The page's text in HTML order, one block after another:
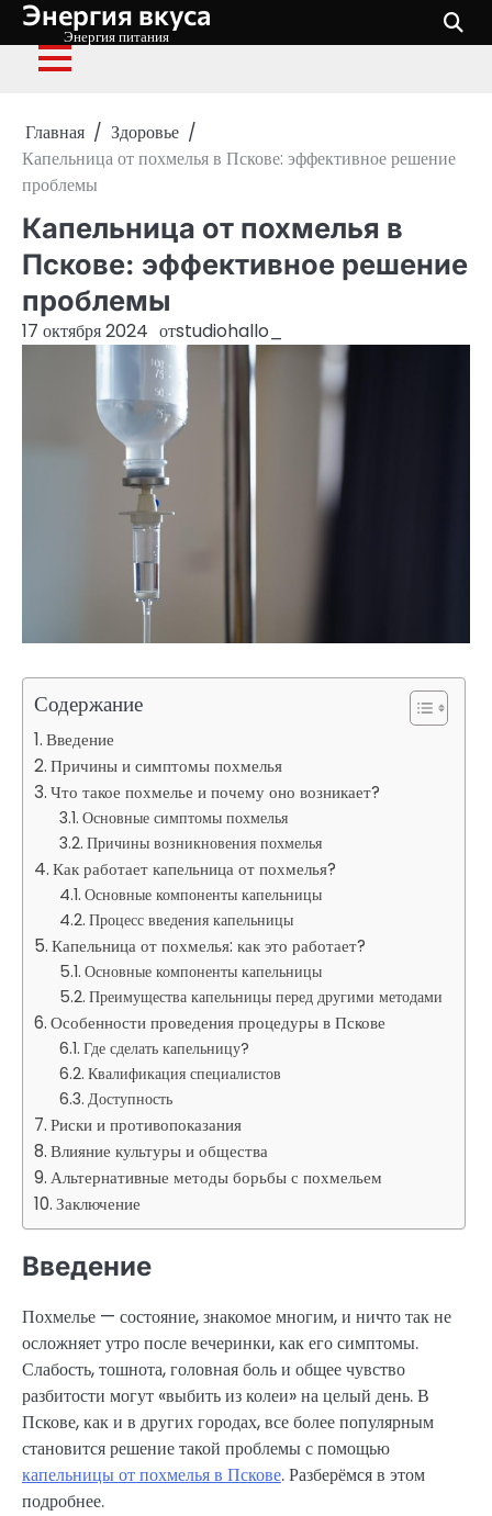
Перейти
содержимому
Энергия вкуса
Энергия питания
Главная
Здоровье
Капельница от похмелья в Пскове: эффективное решение
проблемы
Капельница от похмелья в
Пскове: эффективное решение
проблемы
17 октября 2024 отstudiohallo_
Содержание
Введение
Причины и симптомы похмелья
Что такое похмелье и почему оно возникает?
Основные симптомы похмелья
Причины возникновения похмелья
Как работает капельница от похмелья?
Основные компоненты капельницы
Процесс введения капельницы
Капельница от похмелья: как это работает?
Основные компоненты капельницы
Преимущества капельницы перед другими методами
Особенности проведения процедуры в Пскове
Где сделать капельницу?
Квалификация специалистов
Доступность
Риски и противопоказания
Влияние культуры и общества
Альтернативные методы борьбы с похмельем
Заключение
Введение
Похмелье — состояние, знакомое многим, и ничто так не
осложняет утро после вечеринки, как его симптомы.
Слабость, тошнота, головная боль и общее чувство
разбитости могут «выбить из колеи» на целый день. В
Пскове, как и в других городах, все более популярным
становится решение такой проблемы с помощью
капельницы от похмелья в Пскове. Разберёмся в этом
подробнее.